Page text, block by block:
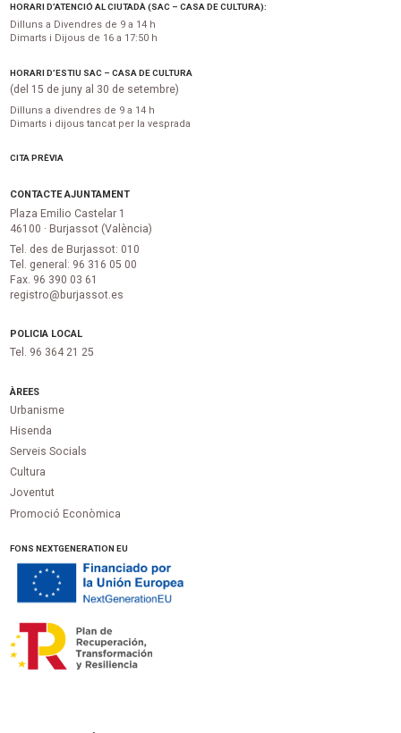
HORARI D’ATENCIÓ AL CIUTADÀ (SAC – CASA DE CULTURA):
Dilluns a Divendres de 9 a 14 h
Dimarts i Dijous de 16 a 17:50 h
HORARI D’ESTIU SAC – CASA DE CULTURA
(del 15 de juny al 30 de setembre)
Dilluns a divendres de 9 a 14 h
Dimarts i dijous tancat per la vesprada
CITA PRÈVIA
CONTACTE AJUNTAMENT
Plaza Emilio Castelar 1
46100 · Burjassot (València)
Tel. des de Burjassot: 010
Tel. general: 96 316 05 00
Fax. 96 390 03 61
registro@burjassot.es
POLICIA LOCAL
Tel. 96 364 21 25
ÀREES
Urbanisme
Hisenda
Serveis Socials
Cultura
Joventut
Promoció Econòmica
FONS NEXTGENERATION EU